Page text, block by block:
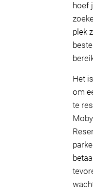
hoef
plek
Het
om
te